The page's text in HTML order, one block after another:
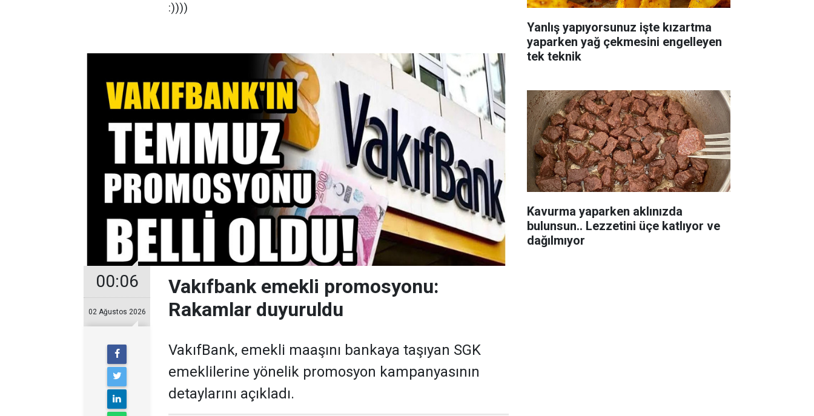
:))))
00:06
02 Ağustos 2026
Vakıfbank emekli promosyonu:
Rakamlar duyuruldu
VakıfBank, emekli maaşını bankaya taşıyan SGK
emeklilerine yönelik promosyon kampanyasının
detaylarını açıkladı.
Yanlış yapıyorsunuz işte kızartma
yaparken yağ çekmesini engelleyen
tek teknik
Kavurma yaparken aklınızda
bulunsun.. Lezzetini üçe katlıyor ve
dağılmıyor